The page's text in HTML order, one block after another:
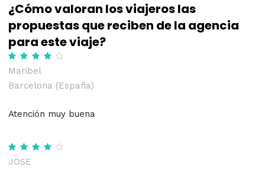
¿Cómo valoran los viajeros las
propuestas que reciben de la agencia
para este viaje?
Maribel
Barcelona (España)
Atención muy buena
JOSE